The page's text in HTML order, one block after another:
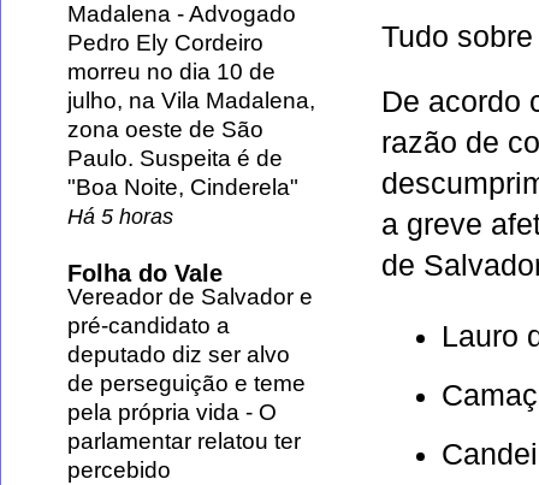
Tudo
De acordo
razão de
a greve
de
Lauro
Madalena -Advogado
Pedro Ely Cordeiro
morreu no dia 10 de
julho, na Vila Madalena,
zona oeste de São
Paulo. Suspeita é de
"Boa Noite, Cinderela"
Há 5 horas
Folha do Vale
Vereador de Salvador e
pré-candidato a
deputado diz ser alvo
de perseguição e teme
pela própria vida - O
parlamentar relatou ter
percebido